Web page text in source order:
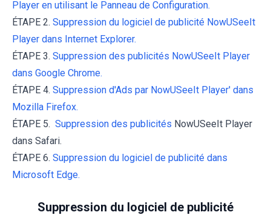
Player en utilisant le Panneau de Configuration.
ÉTAPE 2. Suppression du logiciel de publicité NowUSeeIt
Player dans Internet Explorer.
ÉTAPE 3. Suppression des publicités NowUSeeIt Player
dans Google Chrome.
ÉTAPE 4. Suppression d'Ads par NowUSeeIt Player' dans
Mozilla Firefox.
ÉTAPE 5. Suppression des publicités NowUSeeIt Player
dans Safari.
ÉTAPE 6. Suppression du logiciel de publicité dans
Microsoft Edge.
Suppression du logiciel de publicité